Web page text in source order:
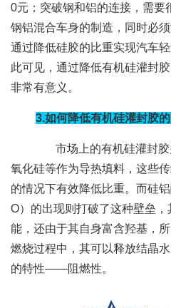
0元；突破钢和铝的连接，需要
钢铝混合车身的制造，同时必
通过降低硅胶的比重实现汽车
此可见，通过降低有机硅灌封
非常有意义。
3.如何降低有机硅灌封胶
市场上的有机硅灌封胶
氧化硅等作为导热填料，这些
的情况下有效降低比重。而硅
O）的出现则打破了这种壁垒
能，还由于其自身富含羟基，
燃烧过程中，其可以释放结晶
的特性——阻燃性。